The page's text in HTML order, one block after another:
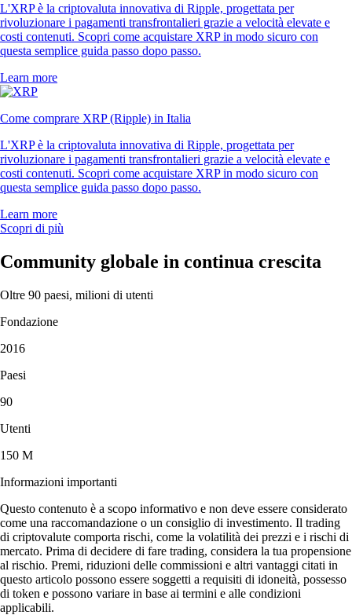
L'XRP è la criptovaluta innovativa di Ripple, progettata per
rivoluzionare i pagamenti transfrontalieri grazie a velocità elevate e
costi contenuti. Scopri come acquistare XRP in modo sicuro con
questa semplice guida passo dopo passo.
Learn more
Come comprare XRP (Ripple) in Italia
L'XRP è la criptovaluta innovativa di Ripple, progettata per
rivoluzionare i pagamenti transfrontalieri grazie a velocità elevate e
costi contenuti. Scopri come acquistare XRP in modo sicuro con
questa semplice guida passo dopo passo.
Learn more
Scopri di più
Community globale in continua crescita
Oltre 90 paesi, milioni di utenti
Fondazione
2016
Paesi
90
Utenti
150 M
Informazioni importanti
Questo contenuto è a scopo informativo e non deve essere considerato
come una raccomandazione o un consiglio di investimento. Il trading
di criptovalute comporta rischi, come la volatilità dei prezzi e i rischi di
mercato. Prima di decidere di fare trading, considera la tua propensione
al rischio. Premi, riduzioni delle commissioni e altri vantaggi citati in
questo articolo possono essere soggetti a requisiti di idoneità, possesso
di token e possono variare in base ai termini e alle condizioni
applicabili.